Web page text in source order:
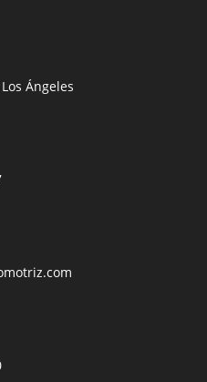
Ángeles
Opens